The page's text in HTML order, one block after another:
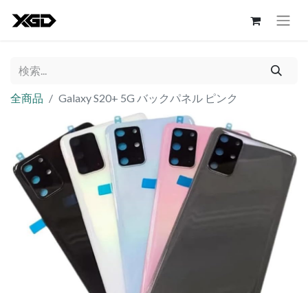
全商品 Galaxy S20+ 5G バックパネル ピンク